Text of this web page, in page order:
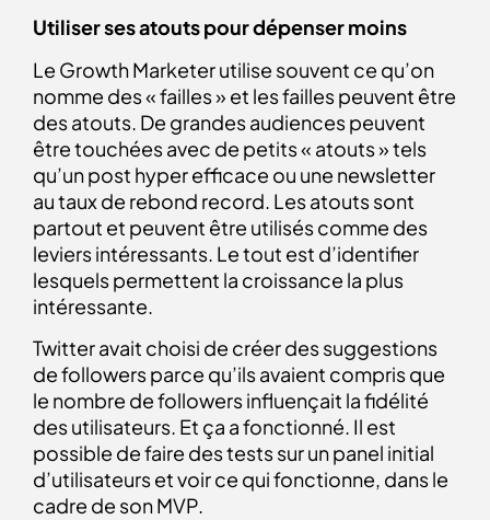
Utiliser ses atouts pour dépenser moins
Le Growth Marketer utilise souvent ce qu’on
nomme des « failles » et les failles peuvent être
des atouts. De grandes audiences peuvent
être touchées avec de petits « atouts » tels
qu’un post hyper efficace ou une newsletter
au taux de rebond record. Les atouts sont
partout et peuvent être utilisés comme des
leviers intéressants. Le tout est d’identifier
lesquels permettent la croissance la plus
intéressante.
Twitter avait choisi de créer des suggestions
de followers parce qu’ils avaient compris que
le nombre de followers influençait la fidélité
des utilisateurs. Et ça a fonctionné. Il est
possible de faire des tests sur un panel initial
d’utilisateurs et voir ce qui fonctionne, dans le
cadre de son MVP.